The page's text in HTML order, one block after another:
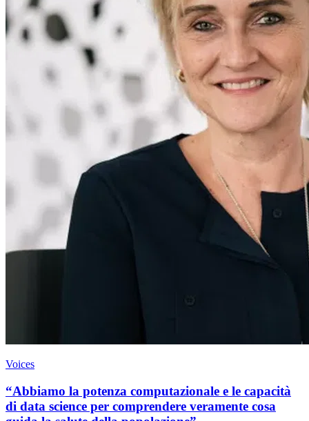
Voices
“Abbiamo la potenza computazionale e le capacità
di data science per comprendere veramente cosa